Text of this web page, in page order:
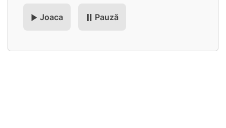
Joaca Pauză